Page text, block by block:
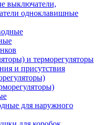
выключатели,
одноклавишные
и терморегуляторы
и присутствия
для наружного